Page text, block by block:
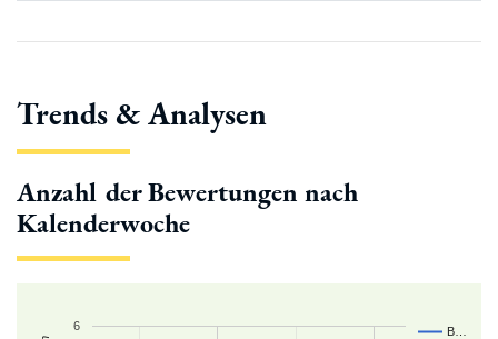
Trends & Analysen
Anzahl der Bewertungen nach
Kalenderwoche
B…
6